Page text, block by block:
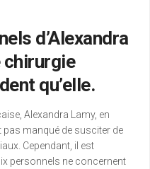
d’Alexandra
chirurgie
qu’elle.
Alexandra Lamy, en
pas manqué de susciter de
Cependant, il est
personnels ne concernent